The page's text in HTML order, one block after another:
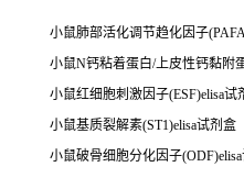
小鼠肺部活化调节趋化因子
小鼠N钙粘着蛋白/上皮性钙黏附
小鼠红细胞刺激因子(ESF)elisa试
小鼠基质裂解素(ST1)elisa试剂盒
小鼠破骨细胞分化因子